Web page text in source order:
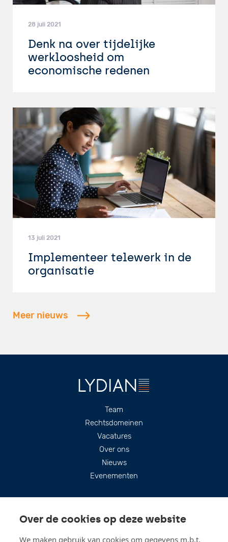
Over de cookies op deze website
We maken gebruik van cookies om gegevens m.b.t.
28 juli 2021
Denk na over tijdelijke
werkloosheid om
economische redenen
13 juli 2021
Implementeer telewerk in de
organisatie
Meer nieuws
Team
Rechtsdomeinen
Vacatures
Over ons
Nieuws
Evenementen